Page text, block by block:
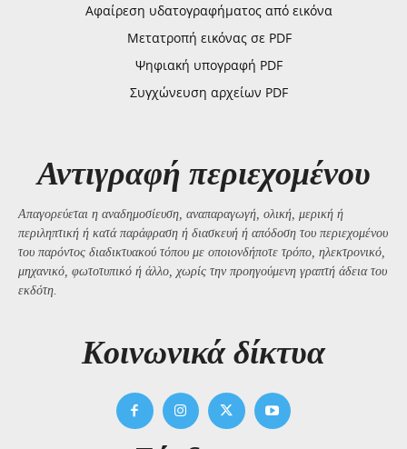
Αφαίρεση υδατογραφήματος από εικόνα
Μετατροπή εικόνας σε PDF
Ψηφιακή υπογραφή PDF
Συγχώνευση αρχείων PDF
Αντιγραφή περιεχομένου
Απαγορεύεται η αναδημοσίευση, αναπαραγωγή, ολική, μερική ή
περιληπτική ή κατά παράφραση ή διασκευή ή απόδοση του περιεχομένου
του παρόντος διαδικτυακού τόπου με οποιονδήποτε τρόπο, ηλεκτρονικό,
μηχανικό, φωτοτυπικό ή άλλο, χωρίς την προηγούμενη γραπτή άδεια του
εκδότη.
Kοινωνικά δίκτυα